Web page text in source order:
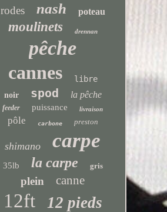
rodes
nash poteau
moulinets drennan
pêche
cannes libre
noir spod la pêche
feeder puissance livraison
pôle carbone preston
shimano carpe
35lb la carpe gris
plein canne
12ft 12 pieds